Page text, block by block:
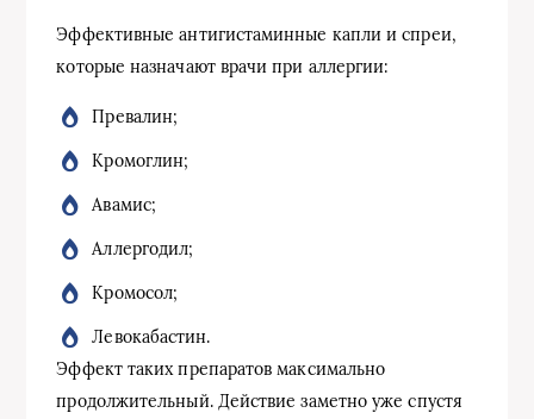
Эффективные антигистаминные капли и спреи,
которые назначают врачи при аллергии:
Превалин;
Кромоглин;
Авамис;
Аллергодил;
Кромосол;
Левокабастин.
Эффект таких препаратов максимально
продолжительный. Действие заметно уже спустя